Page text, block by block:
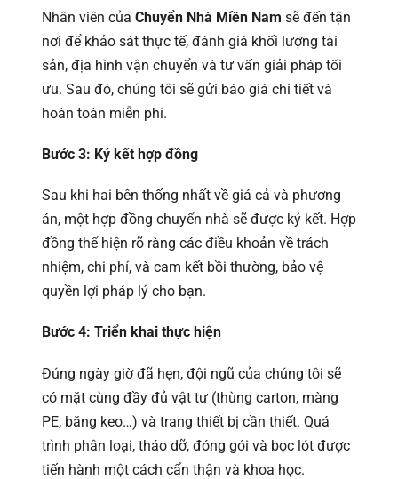
Nhân viên của Chuyển Nhà Miền Nam sẽ đến tận
nơi để khảo sát thực tế, đánh giá khối lượng tài
sản, địa hình vận chuyển và tư vấn giải pháp tối
ưu. Sau đó, chúng tôi sẽ gửi báo giá chi tiết và
hoàn toàn miễn phí.
Bước 3: Ký kết hợp đồng
Sau khi hai bên thống nhất về giá cả và phương
án, một hợp đồng chuyển nhà sẽ được ký kết. Hợp
đồng thể hiện rõ ràng các điều khoản về trách
nhiệm, chi phí, và cam kết bồi thường, bảo vệ
quyền lợi pháp lý cho bạn.
Bước 4: Triển khai thực hiện
Đúng ngày giờ đã hẹn, đội ngũ của chúng tôi sẽ
có mặt cùng đầy đủ vật tư (thùng carton, màng
PE, băng keo…) và trang thiết bị cần thiết. Quá
trình phân loại, tháo dỡ, đóng gói và bọc lót được
tiến hành một cách cẩn thận và khoa học.